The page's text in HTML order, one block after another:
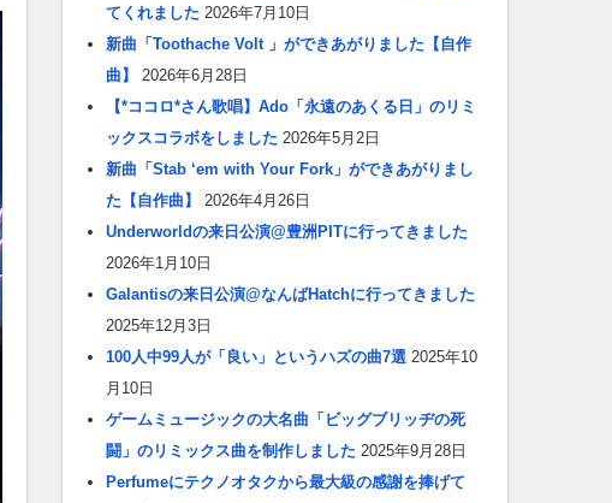
てくれました 2026年7月10日
新曲「Toothache Volt 」ができあがりました【自作
曲】
2026年6月28日
【*ココロ*さん歌唱】Ado「永遠のあくる日」のリミ
ックスコラボをしました 2026年5月2日
新曲「Stab ‘em with Your Fork」ができあがりまし
た【自作曲】
2026年4月26日
Underworldの来日公演@豊洲PITに行ってきました
2026年1月10日
Galantisの来日公演@なんばHatchに行ってきました
2025年12月3日
100人中99人が「良い」というハズの曲7選 2025年10
月10日
ゲームミュージックの大名曲「ビッグブリッヂの死
闘」のリミックス曲を制作しました 2025年9月28日
Perfumeにテクノオタクから最大級の感謝を捧げて